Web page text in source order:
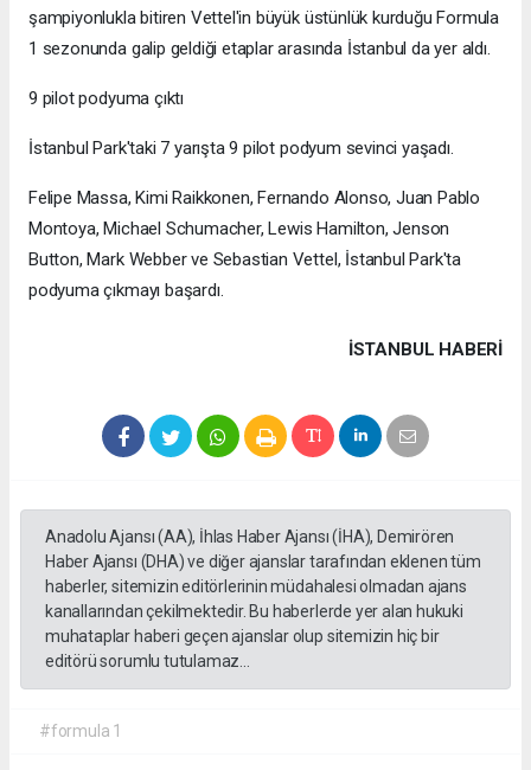
şampiyonlukla bitiren Vettel'in büyük üstünlük kurduğu Formula
1 sezonunda galip geldiği etaplar arasında İstanbul da yer aldı.
9 pilot podyuma çıktı
İstanbul Park'taki 7 yarışta 9 pilot podyum sevinci yaşadı.
Felipe Massa, Kimi Raikkonen, Fernando Alonso, Juan Pablo
Montoya, Michael Schumacher, Lewis Hamilton, Jenson
Button, Mark Webber ve Sebastian Vettel, İstanbul Park'ta
podyuma çıkmayı başardı.
İSTANBUL HABERİ
Anadolu Ajansı (AA), İhlas Haber Ajansı (İHA), Demirören
Haber Ajansı (DHA) ve diğer ajanslar tarafından eklenen tüm
haberler, sitemizin editörlerinin müdahalesi olmadan ajans
kanallarından çekilmektedir. Bu haberlerde yer alan hukuki
muhataplar haberi geçen ajanslar olup sitemizin hiç bir
editörü sorumlu tutulamaz...
#formula 1